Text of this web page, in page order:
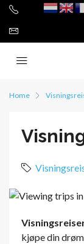
Home
kjøpe din